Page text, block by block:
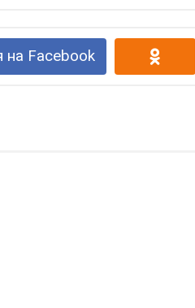
на Facebook